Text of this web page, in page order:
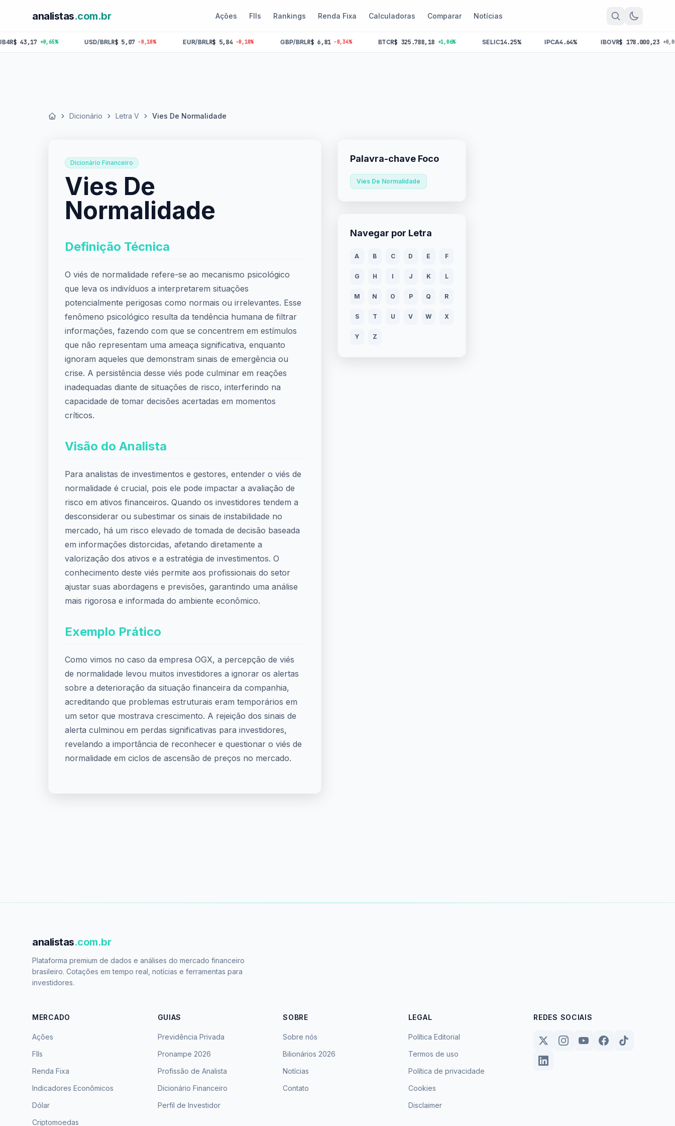
analistas.com.br Ações FIIs Rankings Renda Fixa Calculadoras Comparar Notícias
+0,65% USD/BRL R$ 5,07 -0,10% EUR/BRL R$ 5,84 -0,18% GBP/BRL R$ 6,81 -0,34% BTC R$ 325.788,18 +1,06% SELIC 14.25% IPCA 4.64% IBOV R$ 178.000,23 +0,00%
Início Dicionário Letra V Vies De Normalidade
Dicionário Financeiro
Vies De
Normalidade
Definição Técnica
O viés de normalidade refere-se ao mecanismo psicológico
que leva os indivíduos a interpretarem situações
potencialmente perigosas como normais ou irrelevantes. Esse
fenômeno psicológico resulta da tendência humana de filtrar
informações, fazendo com que se concentrem em estímulos
que não representam uma ameaça significativa, enquanto
ignoram aqueles que demonstram sinais de emergência ou
crise. A persistência desse viés pode culminar em reações
inadequadas diante de situações de risco, interferindo na
capacidade de tomar decisões acertadas em momentos
críticos.
Visão do Analista
Para analistas de investimentos e gestores, entender o viés de
normalidade é crucial, pois ele pode impactar a avaliação de
risco em ativos financeiros. Quando os investidores tendem a
desconsiderar ou subestimar os sinais de instabilidade no
mercado, há um risco elevado de tomada de decisão baseada
em informações distorcidas, afetando diretamente a
valorização dos ativos e a estratégia de investimentos. O
conhecimento deste viés permite aos profissionais do setor
ajustar suas abordagens e previsões, garantindo uma análise
mais rigorosa e informada do ambiente econômico.
Exemplo Prático
Como vimos no caso da empresa OGX, a percepção de viés
de normalidade levou muitos investidores a ignorar os alertas
sobre a deterioração da situação financeira da companhia,
acreditando que problemas estruturais eram temporários em
um setor que mostrava crescimento. A rejeição dos sinais de
alerta culminou em perdas significativas para investidores,
revelando a importância de reconhecer e questionar o viés de
normalidade em ciclos de ascensão de preços no mercado.
Palavra-chave Foco
Vies De Normalidade
Navegar por Letra
A B C D E F
G H I J K L
M N O P Q R
S T U V W X
Y Z
analistas.com.br
Plataforma premium de dados e análises do mercado financeiro
brasileiro. Cotações em tempo real, notícias e ferramentas para
investidores.
MERCADO
Ações
FIIs
Renda Fixa
Indicadores Econômicos
Dólar
Criptomoedas
GUIAS
Previdência Privada
Pronampe 2026
Profissão de Analista
Dicionário Financeiro
Perfil de Investidor
SOBRE
Sobre nós
Bilionários 2026
Notícias
Contato
LEGAL
Política Editorial
Termos de uso
Política de privacidade
Cookies
Disclaimer
REDES SOCIAIS